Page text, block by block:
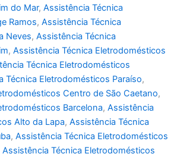
do Mar, Assistência Técnica
Ramos, Assistência Técnica
Neves, Assistência Técnica
, Assistência Técnica Eletrodomésticos
Técnica Eletrodomésticos
Técnica Eletrodomésticos Paraíso,
Centro de São Caetano,
Barcelona, Assistência
Alto da Lapa, Assistência Técnica
, Assistência Técnica Eletrodomésticos
Assistência Técnica Eletrodomésticos